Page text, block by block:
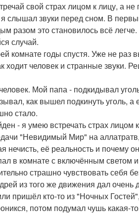
свой страх лицом к лицу, а не
слышал звуки перед сном. В
разом это становилось всё легче.
случай.
комнате годы спустя. Уже не раз
человек и странные звуки.
Мой папа - подкидывал
как вышел подкинуть уголь, а
стало.
- я умею встречать страх
"Невидимый Мир" на
нечисть, её реальность и почему
в комнате с включённым светом
страшно чувствовать себя
из того же движения дал очень
пришёл кто-то из "Ночных
потом подумал чушь какая-